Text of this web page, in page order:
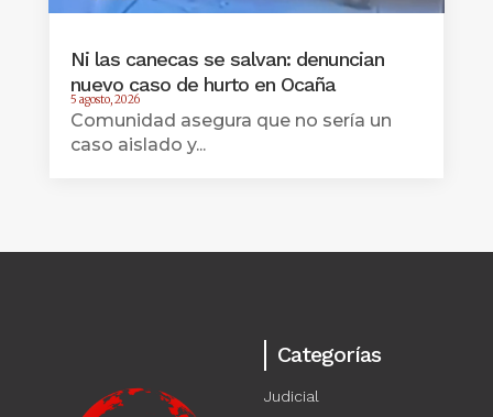
Ni las canecas se salvan: denuncian
nuevo caso de hurto en Ocaña
5 agosto, 2026
Comunidad asegura que no sería un
caso aislado y...
Categorías
Judicial